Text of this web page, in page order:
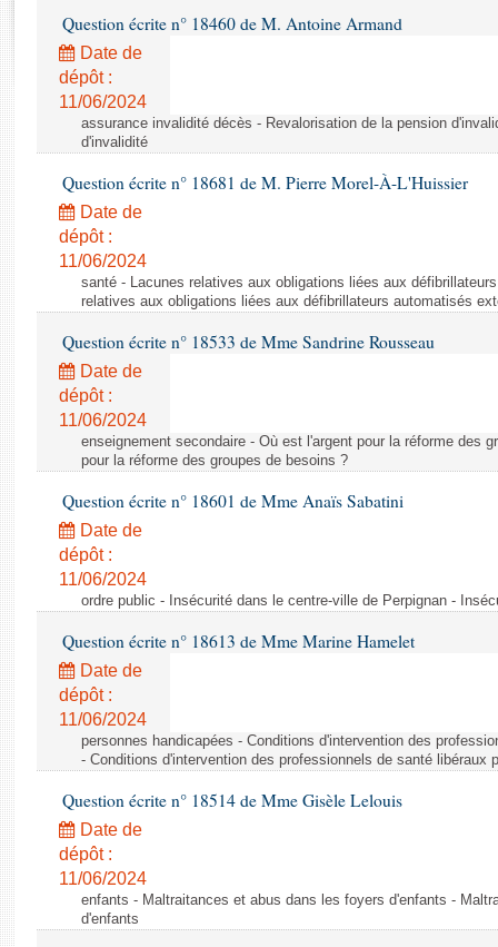
Rapports législatifs
Rapports sur l'application des lois
Baromètre de l’application des lois
Dossiers législatifs
Budget et sécurité sociale
Questions écrites et orales
Comptes rendus des débats
Question écrite n° 18460 de M. Antoine Armand
Date de
dépôt :
11/06/2024
assurance invalidité décès - Revalorisation de la pension
d'invalidité
Question écrite n° 18681 de M. Pierre Morel-À-L'Huissier
Date de
dépôt :
11/06/2024
santé - Lacunes relatives aux obligations liées aux
relatives aux obligations liées aux défibrillateurs automatisés
Question écrite n° 18533 de Mme Sandrine Rousseau
Date de
dépôt :
11/06/2024
enseignement secondaire - Où est l'argent pour la réforme des
pour la réforme des groupes de besoins ?
Question écrite n° 18601 de Mme Anaïs Sabatini
Date de
dépôt :
11/06/2024
ordre public - Insécurité dans le centre-ville de Perpignan -
Question écrite n° 18613 de Mme Marine Hamelet
Date de
dépôt :
11/06/2024
personnes handicapées - Conditions d'intervention des
- Conditions d'intervention des professionnels de santé libéraux
Question écrite n° 18514 de Mme Gisèle Lelouis
Date de
dépôt :
11/06/2024
enfants - Maltraitances et abus dans les foyers d'enfants -
d'enfants